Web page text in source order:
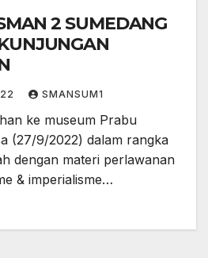
2 SUMEDANG
SMANSUM1
ke museum Prabu
(27/9/2022) dalam rangka
dengan materi perlawanan
& imperialisme…